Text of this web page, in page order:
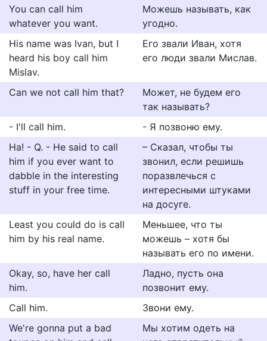
You can call him
whatever you want.
Можешь называть, как
угодно.
His name was Ivan, but I
heard his boy call him
Mislav.
Его звали Иван, хотя
его люди звали Мислав.
Can we not call him that?
Может, не будем его
так называть?
- I'll call him.
- Я позвоню ему.
Ha! - Q. - He said to call
him if you ever want to
dabble in the interesting
stuff in your free time.
– Сказал, чтобы ты
звонил, если решишь
поразвлечься с
интересными штуками
на досуге.
Least you could do is call
him by his real name.
Меньшее, что ты
можешь – хотя бы
называть его по имени.
Okay, so, have her call
him.
Ладно, пусть она
позвонит ему.
Call him.
Звони ему.
We're gonna put a bad
Мы хотим одеть на